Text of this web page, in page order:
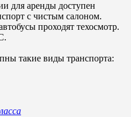
для аренды доступен
с чистым салоном.
проходят техосмотр.
такие виды транспорта: